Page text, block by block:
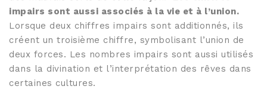
impairs sont aussi associés à la vie et à l’union.
Lorsque deux chiffres impairs sont additionnés, ils
créent un troisième chiffre, symbolisant l’union de
deux forces. Les nombres impairs sont aussi utilisés
dans la divination et l’interprétation des rêves dans
certaines cultures.